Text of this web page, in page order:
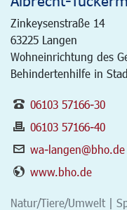
Zinkeysenstraße 14
63225 Langen
Wohneinrichtung des
Behindertenhilfe in
06103 57166-30
06103 57166-40
wa-langen@bho.de
www.bho.de
Natur/Tiere/Umwelt |